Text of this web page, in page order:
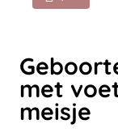
met
meisje